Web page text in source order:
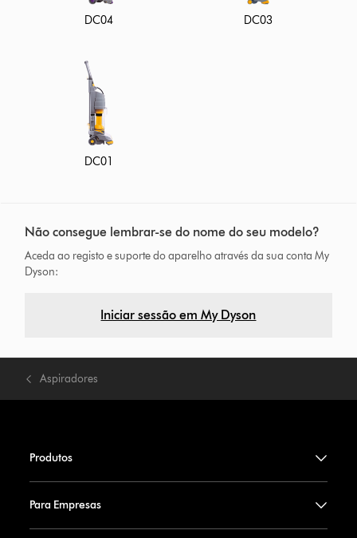
DC04 DC03
DC01
Não consegue lembrar-se do nome do seu modelo?
Aceda ao registo e suporte do aparelho através da sua conta My
Dyson:
Iniciar sessão em My Dyson
Aspiradores
Produtos
Para Empresas